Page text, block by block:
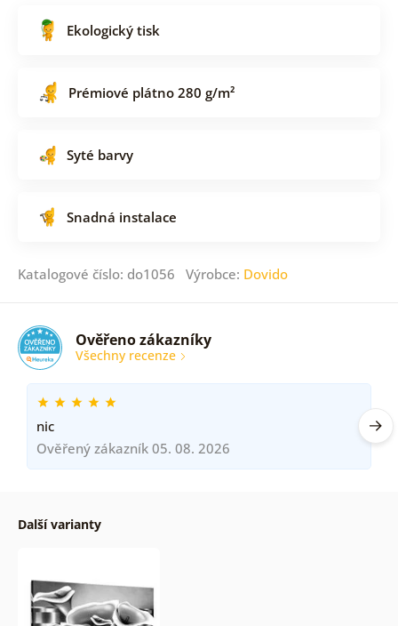
Ekologický tisk
Prémiové plátno 280 g/m²
Syté barvy
Snadná instalace
Katalogové číslo: do1056 Výrobce: Dovido
Ověřeno zákazníky
Všechny recenze
nic
Ověřený zákazník 05. 08. 2026
Další varianty